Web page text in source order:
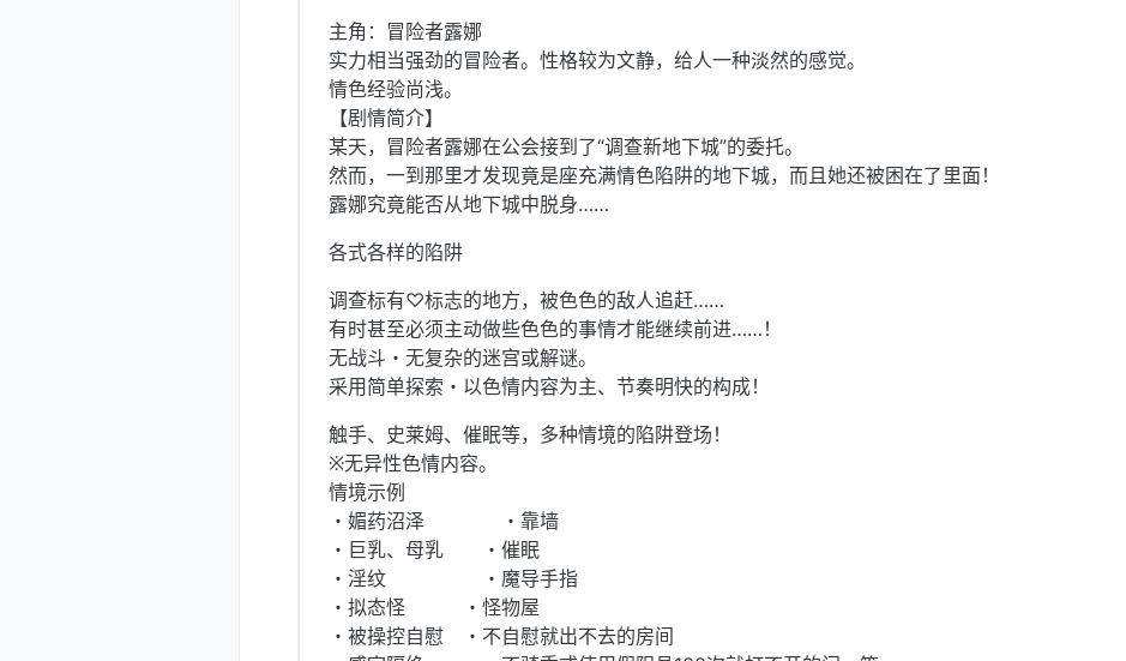
主角：冒险者露娜
实力相当强劲的冒险者。性格较为文静，给人一种淡然的感觉。
情色经验尚浅。
【剧情简介】
某天，冒险者露娜在公会接到了“调查新地下城”的委托。
然而，一到那里才发现竟是座充满情色陷阱的地下城，而且她还被困在了里面！
露娜究竟能否从地下城中脱身……
各式各样的陷阱
调查标有♡标志的地方，被色色的敌人追赶……
有时甚至必须主动做些色色的事情才能继续前进……！
无战斗・无复杂的迷宫或解谜。
采用简单探索・以色情内容为主、节奏明快的构成！
触手、史莱姆、催眠等，多种情境的陷阱登场！
※无异性色情内容。
情境示例
・媚药沼泽 ・靠墙
・巨乳、母乳 ・催眠
・淫纹 ・魔导手指
・拟态怪 ・怪物屋
・被操控自慰 ・不自慰就出不去的房间